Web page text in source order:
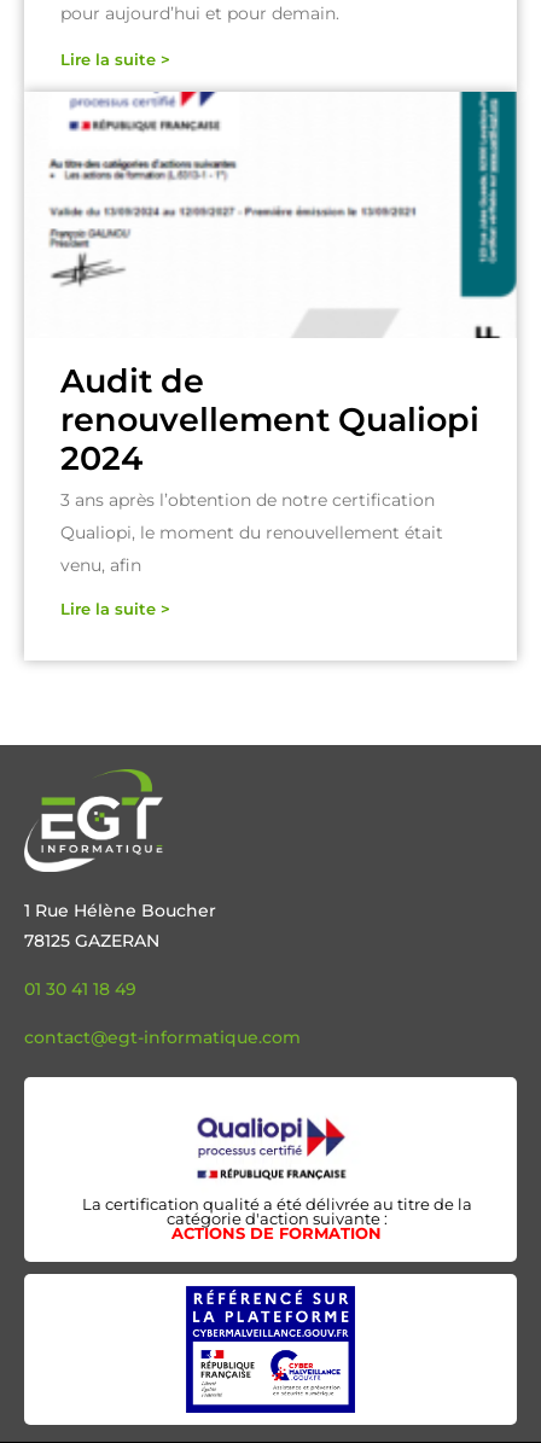
pour aujourd’hui et pour demain.
Lire la suite >
Audit de
renouvellement Qualiopi
2024
3 ans après l’obtention de notre certification
Qualiopi, le moment du renouvellement était
venu, afin
Lire la suite >
1 Rue Hélène Boucher
78125 GAZERAN
01 30 41 18 49
contact@egt-informatique.com
La certification qualité a été délivrée au titre de la
catégorie d'action suivante :
ACTIONS DE FORMATION